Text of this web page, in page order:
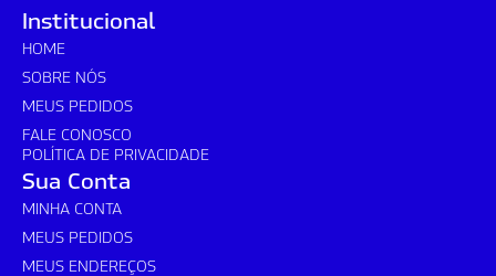
Institucional
HOME
SOBRE NÓS
MEUS PEDIDOS
FALE CONOSCO
POLÍTICA DE PRIVACIDADE
Sua Conta
MINHA CONTA
MEUS PEDIDOS
MEUS ENDEREÇOS